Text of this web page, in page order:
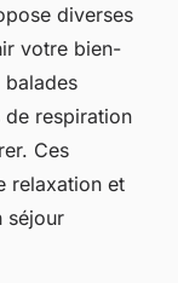
diverses
votre bien-
de respiration
Ces
relaxation et
séjour